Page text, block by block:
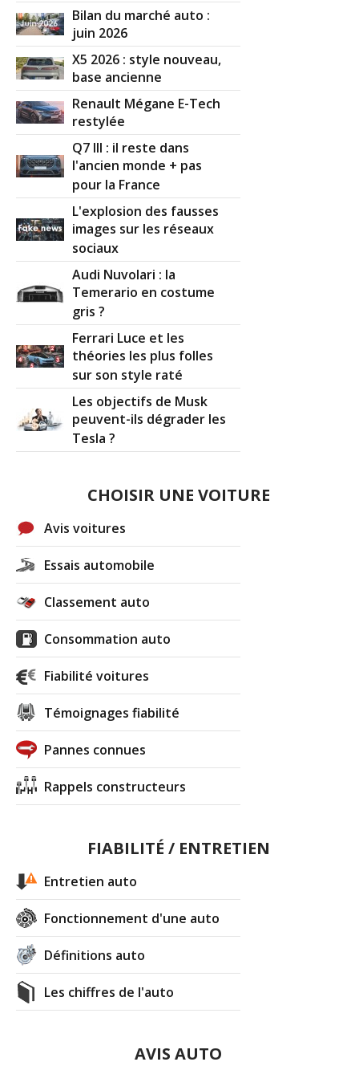
Bilan du marché auto :
juin 2026
X5 2026 : style nouveau,
base ancienne
Renault Mégane E-Tech
restylée
Q7 III : il reste dans
l'ancien monde + pas
pour la France
L'explosion des fausses
images sur les réseaux
sociaux
Audi Nuvolari : la
Temerario en costume
gris ?
Ferrari Luce et les
théories les plus folles
sur son style raté
Les objectifs de Musk
peuvent-ils dégrader les
Tesla ?
CHOISIR UNE VOITURE
Avis voitures
Essais automobile
Classement auto
Consommation auto
Fiabilité voitures
Témoignages fiabilité
Pannes connues
Rappels constructeurs
FIABILITÉ / ENTRETIEN
Entretien auto
Fonctionnement d'une auto
Définitions auto
Les chiffres de l'auto
AVIS AUTO